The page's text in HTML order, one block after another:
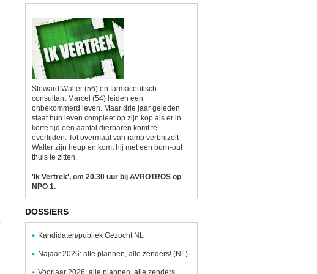
Steward Walter (56) en farmaceutisch
consultant Marcel (54) leiden een
onbekommerd leven. Maar drie jaar geleden
staat hun leven compleet op zijn kop als er in
korte tijd een aantal dierbaren komt te
overlijden. Tot overmaat van ramp verbrijzelt
Walter zijn heup en komt hij met een burn-out
thuis te zitten.
'Ik Vertrek', om 20.30 uur bij AVROTROS op
NPO 1.
DOSSIERS
Kandidaten/publiek Gezocht NL
Najaar 2026: alle plannen, alle zenders! (NL)
Voorjaar 2026: alle plannen, alle zenders